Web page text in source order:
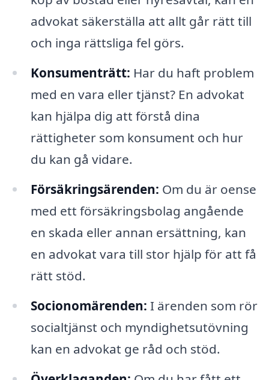
advokat säkerställa att allt går rätt till
och inga rättsliga fel görs.
Konsumenträtt: Har du haft problem
med en vara eller tjänst? En advokat
kan hjälpa dig att förstå dina
rättigheter som konsument och hur
du kan gå vidare.
Försäkringsärenden: Om du är oense
med ett försäkringsbolag angående
en skada eller annan ersättning, kan
en advokat vara till stor hjälp för att få
rätt stöd.
Socionomärenden: I ärenden som rör
socialtjänst och myndighetsutövning
kan en advokat ge råd och stöd.